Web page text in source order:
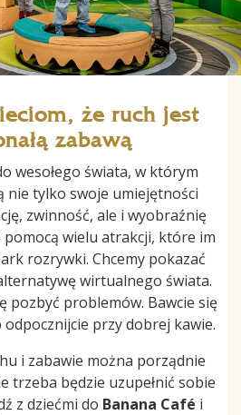
że ruch jest
zabawą
wesołego świata, w którym
nie tylko swoje umiejętności
zwinność, ale i wyobraźnię
wielu atrakcji, które im
rozrywki. Chcemy pokazać
wirtualnego świata.
pozbyć problemów. Bawcie się
odpocznijcie przy dobrej kawie.
i zabawie można porządnie
trzeba będzie uzupełnić sobie
z dziećmi do Banana Café i